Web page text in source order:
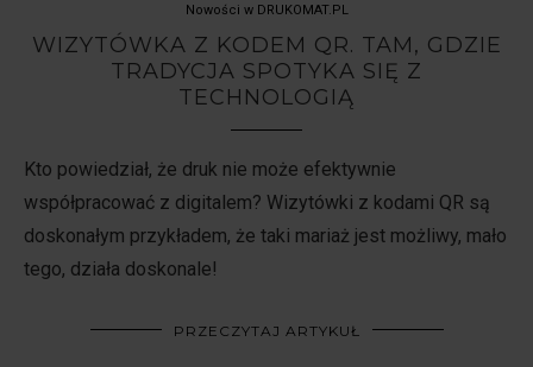
Nowości w DRUKOMAT.PL
WIZYTÓWKA Z KODEM QR. TAM, GDZIE
TRADYCJA SPOTYKA SIĘ Z
TECHNOLOGIĄ
Kto powiedział, że druk nie może efektywnie
współpracować z digitalem? Wizytówki z kodami QR są
doskonałym przykładem, że taki mariaż jest możliwy, mało
tego, działa doskonale!
PRZECZYTAJ ARTYKUŁ